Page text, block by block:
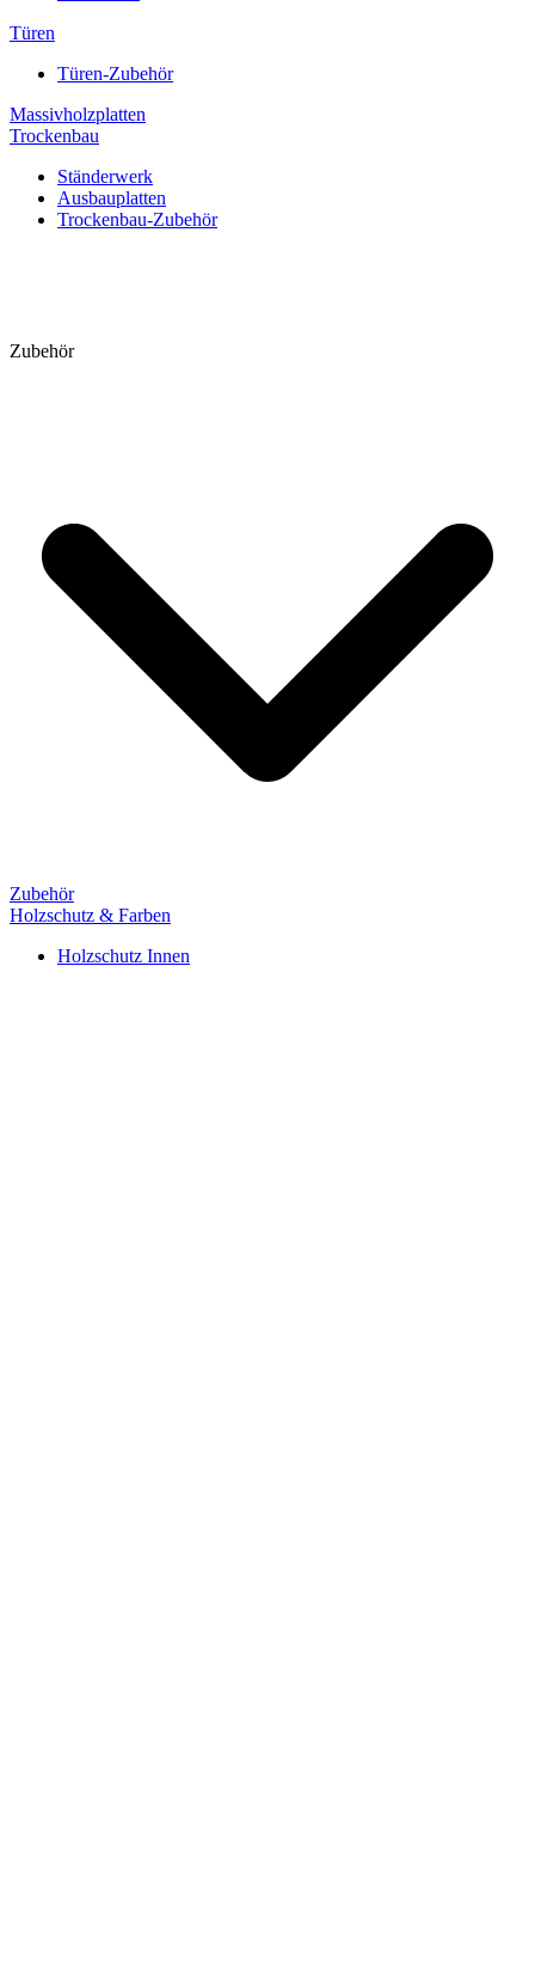
Türen
Türen-Zubehör
Massivholzplatten
Trockenbau
Ständerwerk
Ausbauplatten
Trockenbau-Zubehör
Zubehör
Zubehör
Holzschutz & Farben
Holzschutz Innen